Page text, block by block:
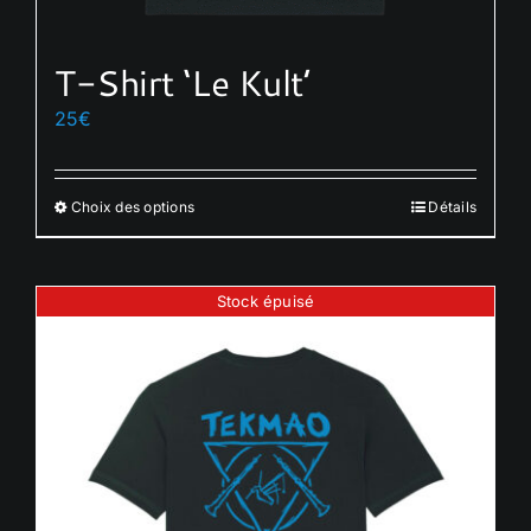
T-Shirt ‘Le Kult’
25€
Choix des optionsCe
produit
plusieurs
Les
peuvent
être
choisies
Détails
Stock épuisé